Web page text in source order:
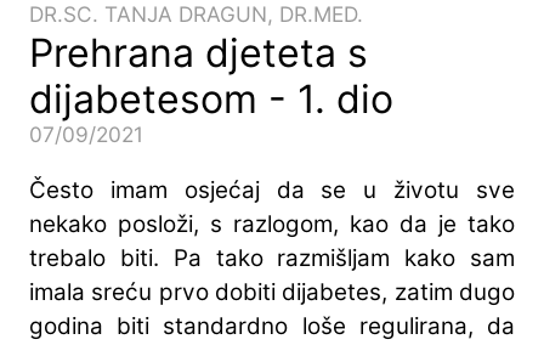
DR.SC. TANJA DRAGUN, DR.MED.
Prehrana djeteta s
dijabetesom - 1. dio
07/09/2021
Često imam osjećaj da se u životu sve
nekako posloži, s razlogom, kao da je tako
trebalo biti. Pa tako razmišljam kako sam
imala sreću prvo dobiti dijabetes, zatim dugo
godina biti standardno loše regulirana, da